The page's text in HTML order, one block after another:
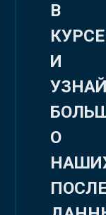
В
КУРСЕ
И
О